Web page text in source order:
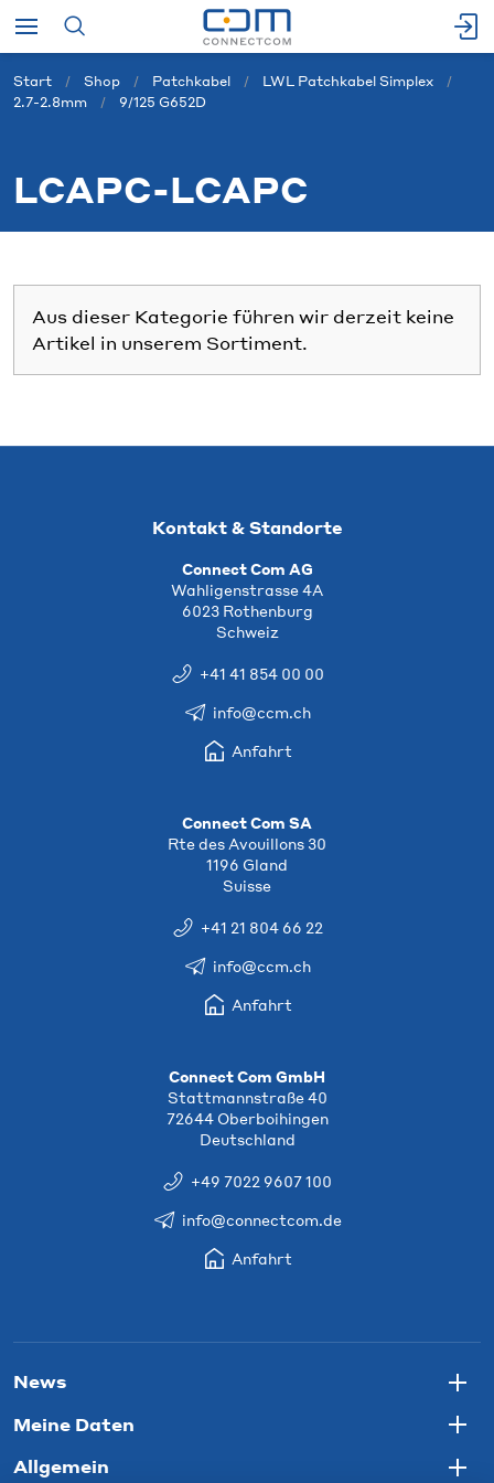
Start Shop Patchkabel
LWL Patchkabel Simplex
2.7-2.8mm
9/125 G652D
LCAPC-LCAPC
Aus dieser Kategorie führen wir derzeit keine
Artikel in unserem Sortiment.
Kontakt & Standorte
Connect Com AG
Wahligenstrasse 4A
6023 Rothenburg
Schweiz
+41 41 854 00 00
info@ccm.ch
Anfahrt
Connect Com SA
Rte des Avouillons 30
1196 Gland
Suisse
+41 21 804 66 22
info@ccm.ch
Anfahrt
Connect Com GmbH
Stattmannstraße 40
72644 Oberboihingen
Deutschland
+49 7022 9607 100
info@connectcom.de
Anfahrt
News
Meine Daten
Allgemein